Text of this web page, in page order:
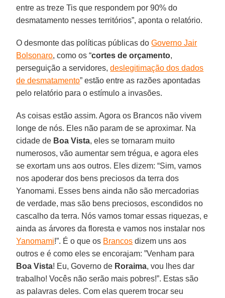
entre as treze Tis que respondem por 90% do
desmatamento nesses territórios”, aponta o relatório.
O desmonte das políticas públicas doGoverno Jair
Bolsonaro, como os “cortes de orçamento,
perseguição a servidores,deslegitimação dos dados
de desmatamento” estão entre as razões apontadas
pelo relatório para o estímulo a invasões.
As coisas estão assim. Agora os Brancos não vivem
longe de nós. Eles não param de se aproximar. Na
cidade de Boa Vista, eles se tornaram muito
numerosos, vão aumentar sem trégua, e agora eles
se exortam uns aos outros. Eles dizem: “Sim, vamos
nos apoderar dos bens preciosos da terra dos
Yanomami. Esses bens ainda não são mercadorias
de verdade, mas são bens preciosos, escondidos no
cascalho da terra. Nós vamos tomar essas riquezas, e
ainda as árvores da floresta e vamos nos instalar nos
Yanomami!”. É o que os Brancos dizem uns aos
outros e é como eles se encorajam: ”Venham para
Boa Vista! Eu, Governo de Roraima, vou lhes dar
trabalho! Vocês não serão mais pobres!”. Estas são
as palavras deles. Com elas querem trocar seu